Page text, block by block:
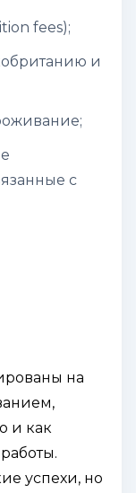
fees);
и
с
на
и как
успехи, но